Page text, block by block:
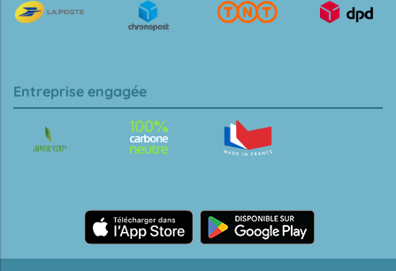
Entreprise engagée